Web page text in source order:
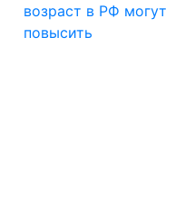
возраст в РФ могут
повысить